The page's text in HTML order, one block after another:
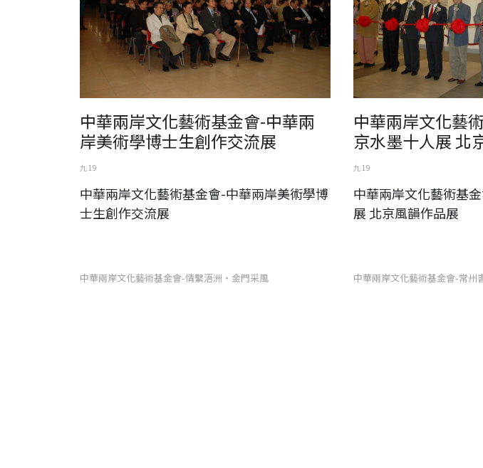
中華兩岸文化藝術基金會-中華兩
岸美術學博士生創作交流展
九 19
中華兩岸文化藝術基金會-中華兩岸美術學博
士生創作交流展
中華兩岸文化藝
京水墨十人展 北
九 19
中華兩岸文化藝術基
展 北京風韻作品展
中華兩岸文化藝術基金會-情繫浯洲‧金門采風 中華兩岸文化藝術基金會-常州